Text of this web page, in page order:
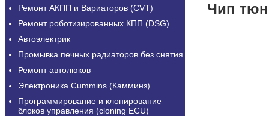
Ремонт АКПП и Вариаторов (CVT)
Ремонт роботизированных КПП (DSG)
Автоэлектрик
Промывка печных радиаторов без снятия
Ремонт автолюков
Электроника Cummins (Камминз)
Программирование и клонирование
блоков управления (cloning ECU)
Чип